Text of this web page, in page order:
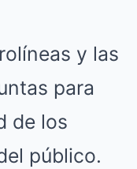
y las
para
de los
público.